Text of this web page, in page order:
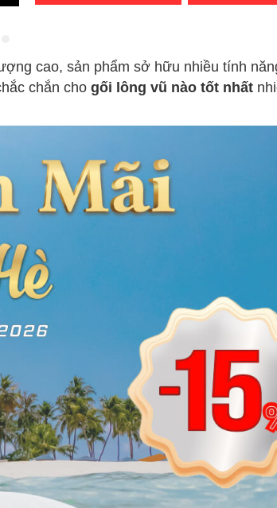
cao, sản phẩm sở hữu nhiều tính
chắn cho gối lông vũ nào tốt nhất